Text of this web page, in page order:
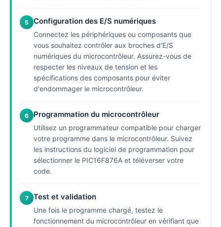
5 Configuration des E/S numériques
Connectez les périphériques ou composants que
vous souhaitez contrôler aux broches d'E/S
numériques du microcontrôleur. Assurez-vous de
respecter les niveaux de tension et les
spécifications des composants pour éviter
d'endommager le microcontrôleur.
6 Programmation du microcontrôleur
Utilisez un programmateur compatible pour charger
votre programme dans le microcontrôleur. Suivez
les instructions du logiciel de programmation pour
sélectionner le PIC16F876A et téléverser votre
code.
7 Test et validation
Une fois le programme chargé, testez le
fonctionnement du microcontrôleur en vérifiant que